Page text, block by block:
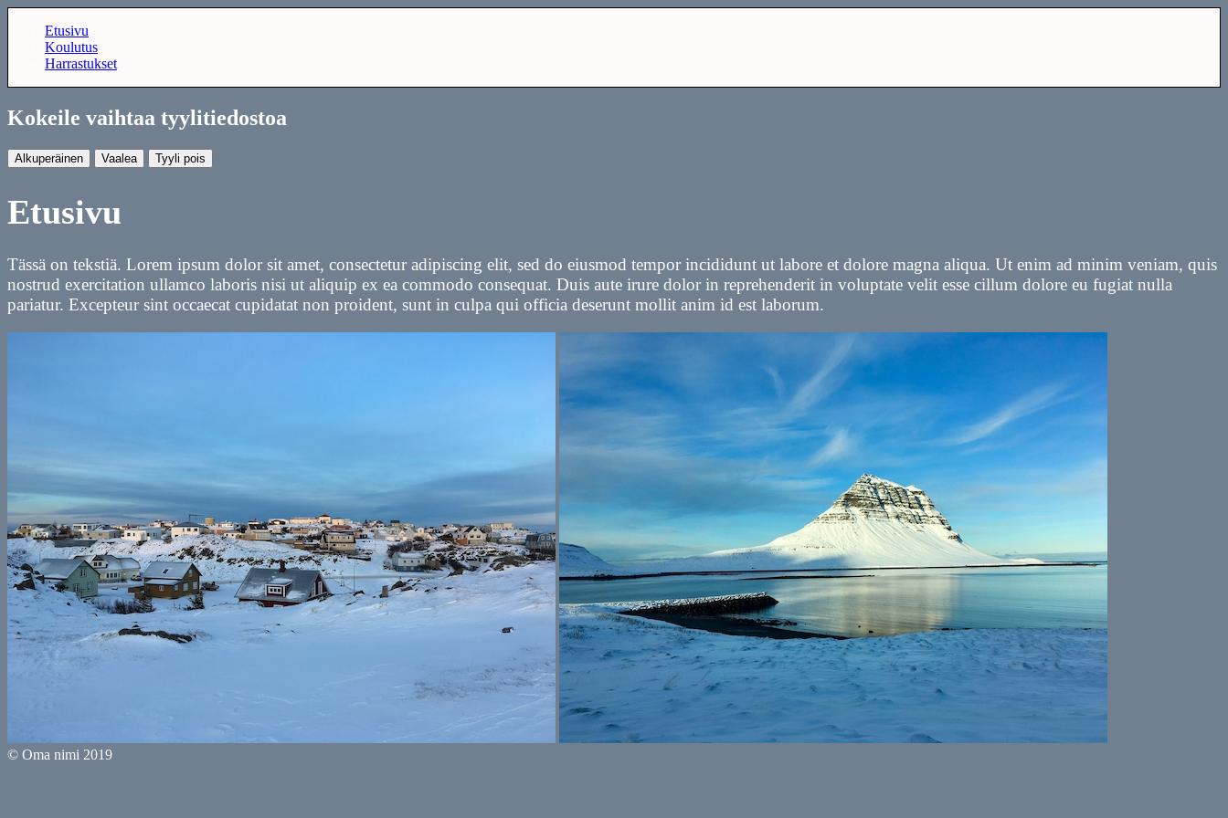
Etusivu
Koulutus
Harrastukset
Kokeile vaihtaa tyylitiedostoa
Alkuperäinen Vaalea Tyyli pois
Etusivu
Tässä on tekstiä. Lorem ipsum dolor sit amet, consectetur adipiscing elit, sed do eiusmod tempor incididunt ut labore et dolore magna aliqua. Ut enim ad minim veniam, quis
nostrud exercitation ullamco laboris nisi ut aliquip ex ea commodo consequat. Duis aute irure dolor in reprehenderit in voluptate velit esse cillum dolore eu fugiat nulla
pariatur. Excepteur sint occaecat cupidatat non proident, sunt in culpa qui officia deserunt mollit anim id est laborum.
© Oma nimi 2019